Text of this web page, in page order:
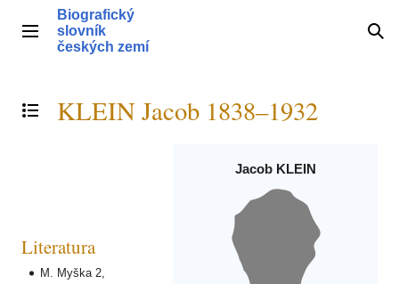
obsahHlavní menu
Biografický
slovník
českých zemí
Přepnout obsah
KLEIN Jacob 1838–1932
Jacob KLEIN
Literatura
M. Myška 2,